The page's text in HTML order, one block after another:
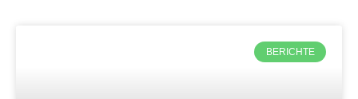
BERICHTE